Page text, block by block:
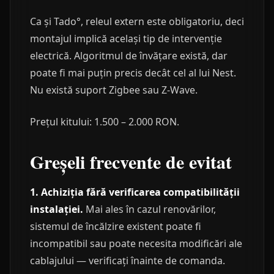
Ca și Tado°, releul extern este obligatoriu, deci
montajul implică același tip de intervenție
electrică. Algoritmul de învățare există, dar
poate fi mai puțin precis decât cel al lui Nest.
Nu există suport Zigbee sau Z-Wave.
Prețul kitului: 1.500 – 2.000 RON.
Greșeli frecvente de evitat
1. Achiziția fără verificarea compatibilității
instalației. Mai ales în cazul renovărilor,
sistemul de încălzire existent poate fi
incompatibil sau poate necesita modificări ale
cablajului — verificați înainte de comanda.